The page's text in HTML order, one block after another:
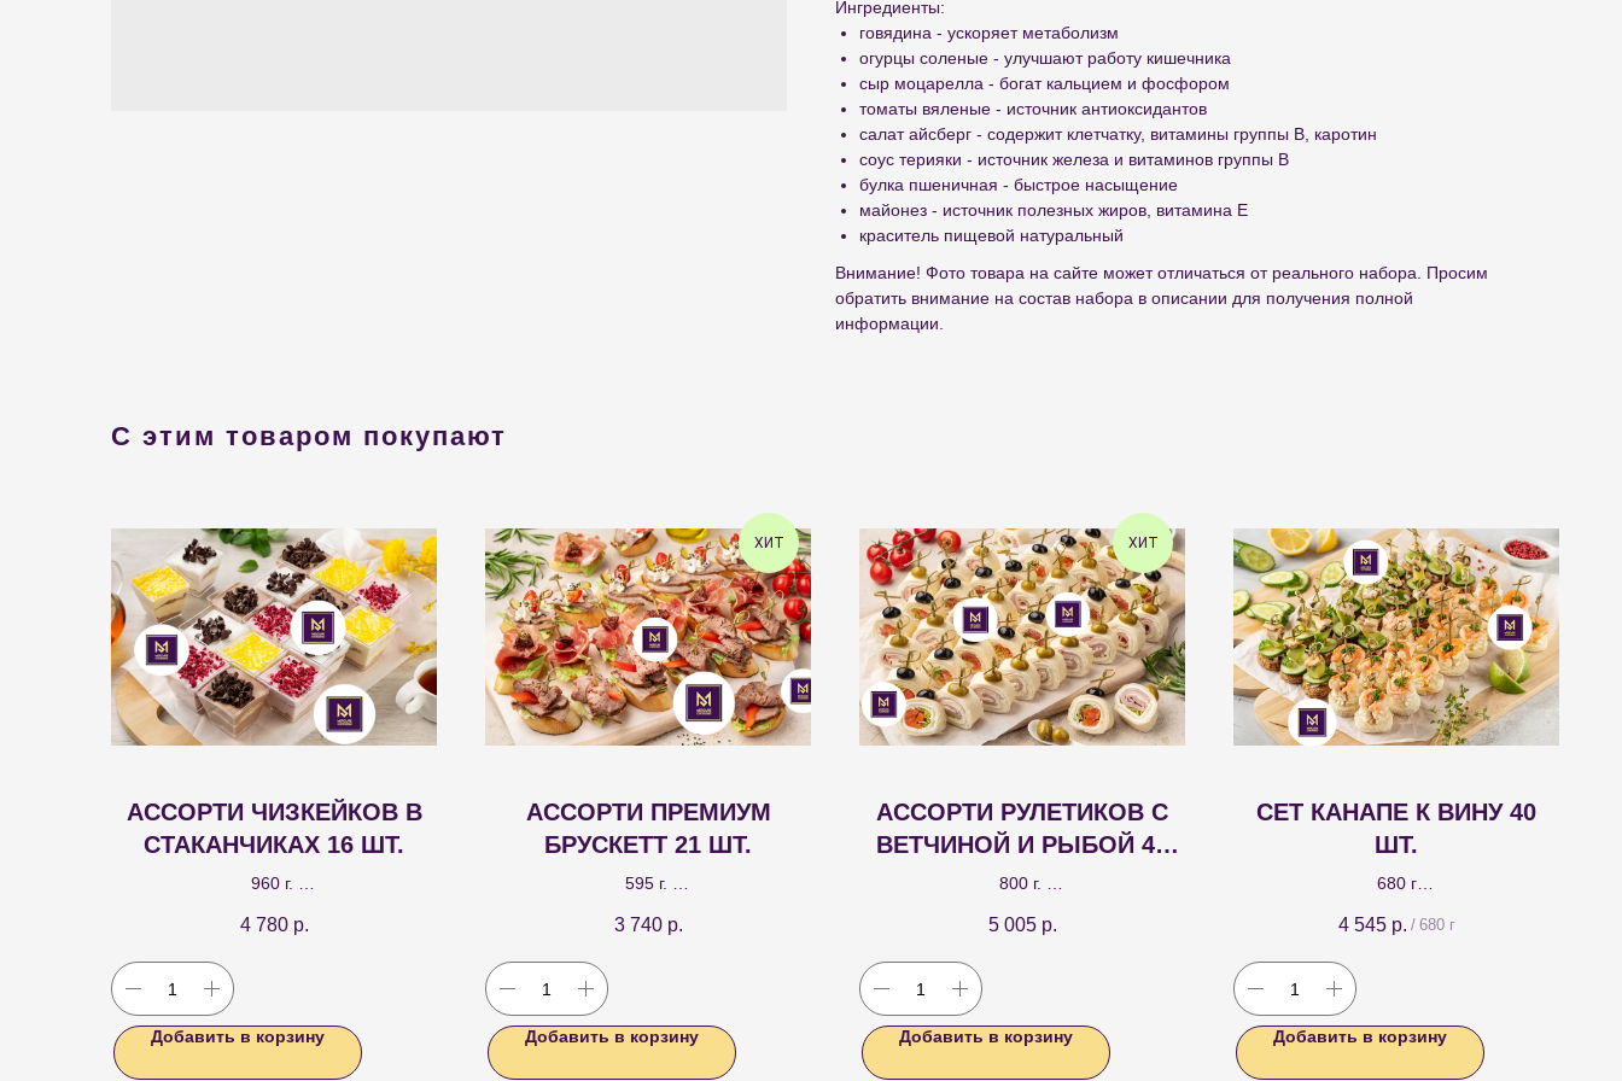
Ингредиенты:
говядина - ускоряет метаболизм
огурцы соленые - улучшают работу кишечника
сыр моцарелла - богат кальцием и фосфором
томаты вяленые - источник антиоксидантов
салат айсберг - содержит клетчатку, витамины группы В, каротин
соус терияки - источник железа и витаминов группы В
булка пшеничная - быстрое насыщение
майонез - источник полезных жиров, витамина Е
краситель пищевой натуральный
Внимание! Фото товара на сайте может отличаться от реального набора. Просим
обратить внимание на состав набора в описании для получения полной
информации.
С этим товаром покупают
АССОРТИ ЧИЗКЕЙКОВ В
СТАКАНЧИКАХ 16 ШТ.
960 г.
в веррине шоколад 4 шт, Чизкейк в
веррине манго 4 шт, Чизкейк в веррине
малина 4 шт
4 780 р.
Добавить в корзину
ХИТ
АССОРТИ ПРЕМИУМ
БРУСКЕТТ 21 ШТ.
595 г.
ростбифом - 7шт., с пармой - 7шт., с
бужениной - 7шт., – премиальная
закуска для вашего праздничного стола!
3 740 р.
Добавить в корзину
ХИТ
АССОРТИ РУЛЕТИКОВ С
ВЕТЧИНОЙ И РЫБОЙ 40
ШТ.
800 г.
ветчиной или лососем слабой соли:
рулетики с ветчиной 20 шт.; рулетики с
красной рыбой 20 шт.
5 005 р.
Добавить в корзину
СЕТ КАНАПЕ К ВИНУ 40
ШТ.
680 г
подойдет к вину: канапе с мидиями и
авокадо; канапе с тигровой креветкой и
соусом кимчи.
4 545 р. / 680 г
Добавить в корзину